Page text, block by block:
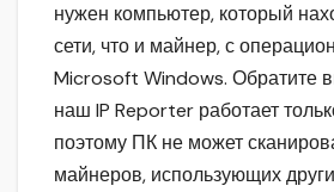
нужен компьютер, который
сети, что и майнер, с
Microsoft Windows. Обратите
наш IP Reporter работает
поэтому ПК не может
майнеров, использующих